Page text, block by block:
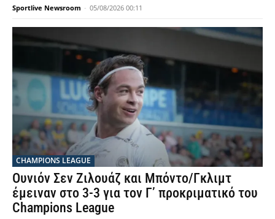
Sportlive Newsroom - 05/08/2026 00:11
CHAMPIONS LEAGUE
Ουνιόν Σεν Ζιλουάζ και Μπόντο/Γκλιμτ
έμειναν στο 3-3 για τον Γ’ προκριματικό του
Champions League